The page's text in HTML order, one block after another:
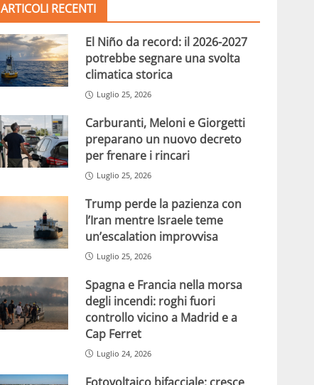
ARTICOLI RECENTI
El Niño da record: il 2026-2027
potrebbe segnare una svolta
climatica storica
Luglio 25, 2026
Carburanti, Meloni e Giorgetti
preparano un nuovo decreto
per frenare i rincari
Luglio 25, 2026
Trump perde la pazienza con
l’Iran mentre Israele teme
un’escalation improvvisa
Luglio 25, 2026
Spagna e Francia nella morsa
degli incendi: roghi fuori
controllo vicino a Madrid e a
Cap Ferret
Luglio 24, 2026
Fotovoltaico bifacciale: cresce